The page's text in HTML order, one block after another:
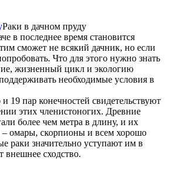
Раки в дачном пруду
в последнее время становится
сможет не всякий дачник, но если
Что для этого нужно знать
жизненный цикл и экологию
необходимые условия в
19 пар конечностей свидетельствуют
этих членистоногих. Древние
более чем метра в длину, и их
омары, скорпионы и всем хорошо
раки значительно уступают им в
внешнее сходство.